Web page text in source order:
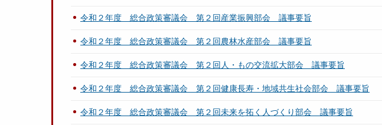
令和２年度 総合政策審議会 第２回産業振興部会 議事要旨
令和２年度 総合政策審議会 第２回農林水産部会 議事要旨
令和２年度 総合政策審議会 第２回人・もの交流拡大部会 議事要旨
令和２年度 総合政策審議会 第２回健康長寿・地域共生社会部会 議事要旨
令和２年度 総合政策審議会 第２回未来を拓く人づくり部会 議事要旨